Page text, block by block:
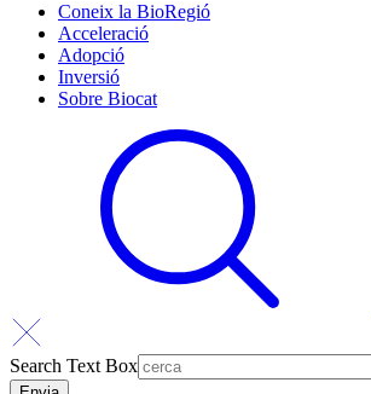
Coneix la BioRegió
Acceleració
Adopció
Inversió
Sobre Biocat
Search Text Box